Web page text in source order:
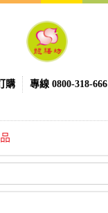
購 專線 0800-318-666
品